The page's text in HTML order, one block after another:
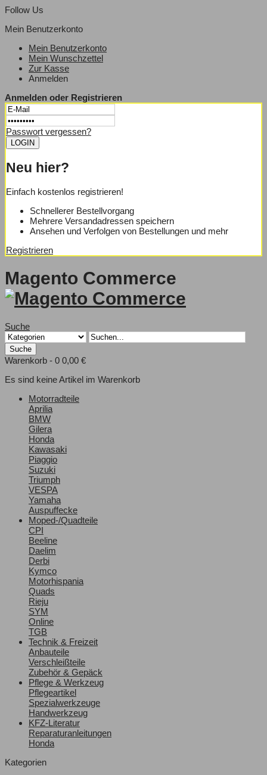
Follow Us
Mein Benutzerkonto
Mein Benutzerkonto
Mein Wunschzettel
Zur Kasse
Anmelden
Anmelden oder Registrieren
Passwort vergessen?
Neu hier?
Einfach kostenlos registrieren!
Schnellerer Bestellvorgang
Mehrere Versandadressen speichern
Ansehen und Verfolgen von Bestellungen und mehr
Registrieren
Magento Commerce
Suche
Suche
Warenkorb - 0 0,00 €
Es sind keine Artikel im Warenkorb
Motorradteile
Aprilia
BMW
Gilera
Honda
Kawasaki
Piaggio
Suzuki
Triumph
VESPA
Yamaha
Auspuffecke
Moped-/Quadteile
CPI
Beeline
Daelim
Derbi
Kymco
Motorhispania
Quads
Rieju
SYM
Online
TGB
Technik & Freizeit
Anbauteile
Verschleißteile
Zubehör & Gepäck
Pflege & Werkzeug
Pflegeartikel
Spezialwerkzeuge
Handwerkzeug
KFZ-Literatur
Reparaturanleitungen
Honda
Kategorien